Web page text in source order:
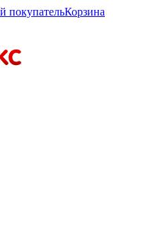
покупательКорзина